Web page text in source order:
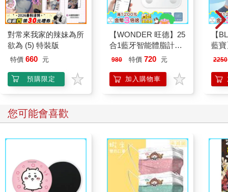
說」，再說布魯諾並不認為太陽是宇宙的中心，他認為宇宙是無
限的，沒有中心，宇宙中有很多太陽，太陽只是太陽系的中心。
他被判死刑的真正原因是：他反對基督教的「三位一體」、「耶
穌就是基督」、「上帝創世說」及「聖母童貞生子」等觀點，並
信奉赫爾墨斯法術宗教，相信輪回與靈魂轉世，被當時的教廷視
為「異端」。宗教裁判所判決將他清除出教，轉交世俗法庭，最
終由世俗法庭判他死刑。這麼說並不是要為教廷開脫，當時教廷
有絕對的權威，世俗法庭也是服從教廷的，對這個結果，教廷難
辭其咎。在布魯諾被執行死刑前，神父和修士不斷地勸他悔罪，
只要他悔罪，就可以取消死刑，但布魯諾寧願赴死，也不肯退
讓。實際上，他是因為堅持自己的思想而被燒死的。
父：隨著科技的發展，現在連小學生都知道，太陽系只是銀河系
邊緣的一個小星系，圍繞著銀河系轉，太陽不是宇宙的中心，連
銀河系也不是宇宙的中心。
子：是的。看來人類的感知和認知是有限的，在我們可感知或可
認知的世界外還有不可感知和不可認知的世界，而且即使在可感
對常來我家的辣妹為所
欲為 (5) 特裝版
特價 660 元
預購限定
【WONDER 旺德】25
合1藍牙智能體脂計
(WH-SC07W)
980 特價 720 元
加入購物車
【
藍寶
八
2250
您可能會喜歡